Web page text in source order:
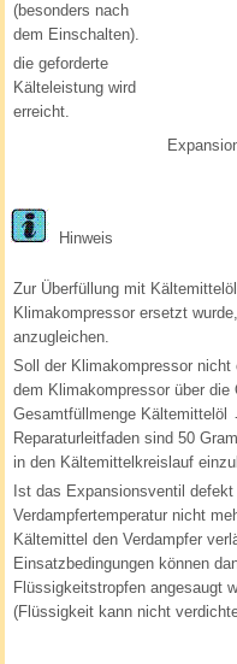
(besonders nach
dem Einschalten).
die geforderte
Kälteleistung wird
erreicht.
Hinweis
Zur Überfüllung mit
Klimakompressor ersetzt
anzugleichen.
Soll der Klimakompressor
dem Klimakompressor über
Gesamtfüllmenge
Reparaturleitfaden sind 50
in den Kältemittelkreislauf
Ist das Expansionsventil
Verdampfertemperatur nicht
Kältemittel den Verdampfer
Einsatzbedingungen können
Flüssigkeitstropfen angesaugt
(Flüssigkeit kann nicht